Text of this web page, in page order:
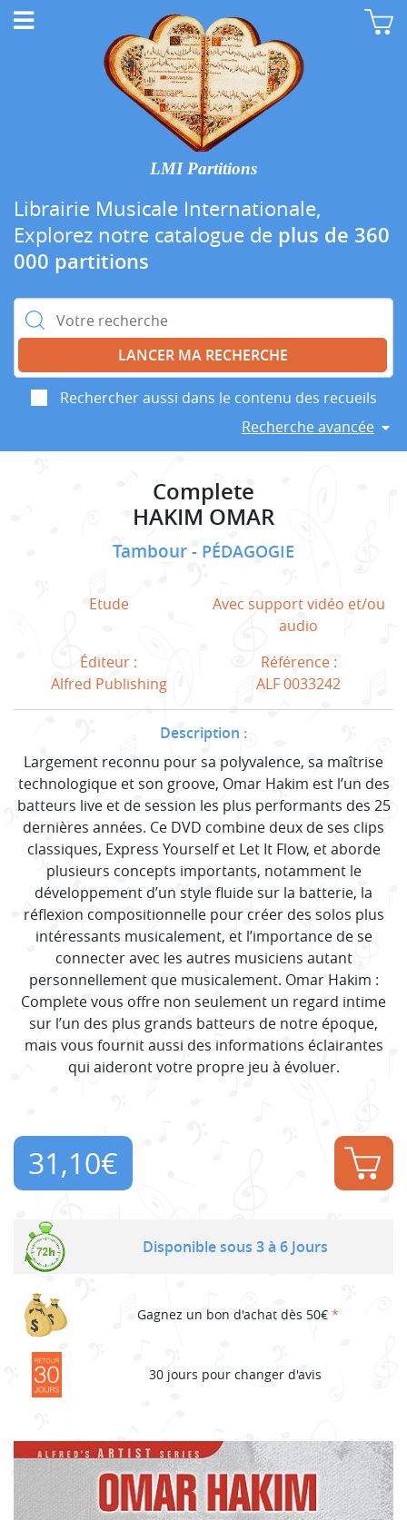
LMI Partitions
Librairie Musicale Internationale,
Explorez notre catalogue de plus de 360
000 partitions
Rechercher :
Rechercher aussi dans le contenu des recueils
Recherche avancée
Complete
HAKIM OMAR
Tambour PÉDAGOGIE
Etude
Avec support vidéo et/ou
audio
Éditeur :
Alfred Publishing
Référence :
ALF 0033242
Description :
Largement reconnu pour sa polyvalence, sa maîtrise
technologique et son groove, Omar Hakim est l’un des
batteurs live et de session les plus performants des 25
dernières années. Ce DVD combine deux de ses clips
classiques, Express Yourself et Let It Flow, et aborde
plusieurs concepts importants, notamment le
développement d’un style fluide sur la batterie, la
réflexion compositionnelle pour créer des solos plus
intéressants musicalement, et l’importance de se
connecter avec les autres musiciens autant
personnellement que musicalement. Omar Hakim :
Complete vous offre non seulement un regard intime
sur l’un des plus grands batteurs de notre époque,
mais vous fournit aussi des informations éclairantes
qui aideront votre propre jeu à évoluer.
31,10€
Disponible sous 3 à 6 Jours
Gagnez un bon d'achat dès 50€ *
30 jours pour changer d'avis